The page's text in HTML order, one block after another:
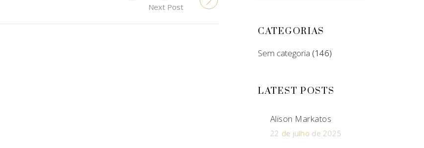
Next Post
CATEGORIAS
Sem categoria (146)
LATEST POSTS
Alison Markatos
22 de julho de 2025